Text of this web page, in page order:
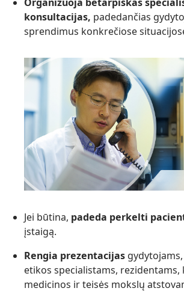
Organizuoja betarpiškas
konsultacijas, padedančias
sprendimus konkrečiose
Jei būtina, padeda perkelti
įstaigą.
Rengia prezentacijas
etikos specialistams, rezidentams,
medicinos ir teisės mokslų